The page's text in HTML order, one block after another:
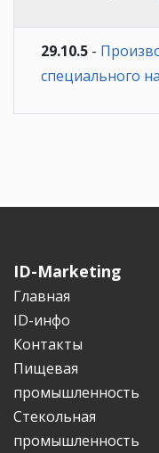
29.10.5 -
специального
ID-Marketing
Главная
ID-инфо
Контакты
Пищевая
промышленность
Стекольная
промышленность